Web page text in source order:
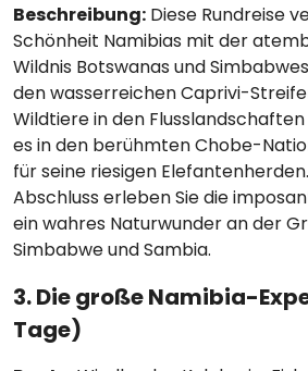
Beschreibung: Diese Rundreise
Schönheit Namibias mit der
Wildnis Botswanas und
den wasserreichen Caprivi-
Wildtiere in den
es in den berühmten Chobe-
für seine riesigen
Abschluss erleben Sie die
ein wahres Naturwunder an der
Simbabwe und Sambia.
3. Die große Namibia-
Tage)